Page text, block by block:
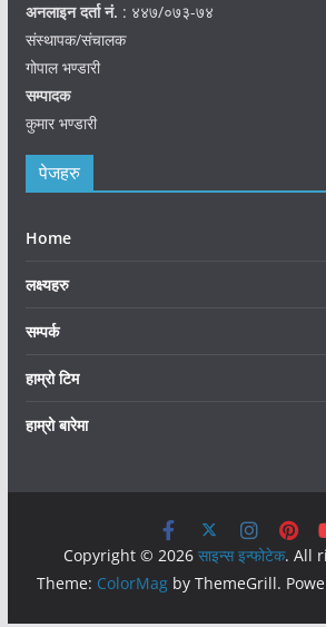
अनलाइन दर्ता नं. : ४४७/०७३-७४
संस्थापक/संचालक
गोपाल भण्डारी
सम्पादक
कुमार भण्डारी
पेजहरु
Home
लक्ष्यहरु
सम्पर्क
हाम्रो टिम
हाम्रो बारेमा
Copyright © 2026 साइन्स इन्फोटेक. All
Theme: ColorMagby ThemeGrill.